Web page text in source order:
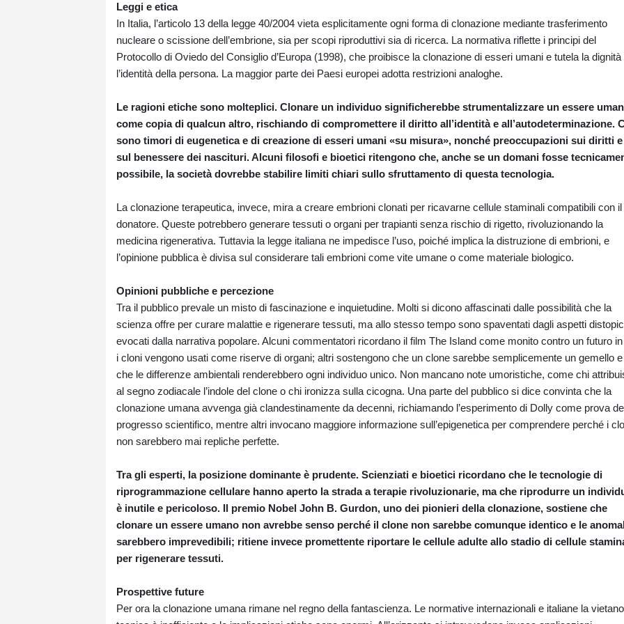
Leggi e etica
In Italia, l’articolo 13 della legge 40/2004 vieta esplicitamente ogni forma di clonazione mediante trasferimento
nucleare o scissione dell’embrione, sia per scopi riproduttivi sia di ricerca. La normativa riflette i principi del
Protocollo di Oviedo del Consiglio d’Europa (1998), che proibisce la clonazione di esseri umani e tutela la dignità
l’identità della persona. La maggior parte dei Paesi europei adotta restrizioni analoghe.
Le ragioni etiche sono molteplici. Clonare un individuo significherebbe strumentalizzare un essere
come copia di qualcun altro, rischiando di compromettere il diritto all’identità e all’autodeterminazione.
sono timori di eugenetica e di creazione di esseri umani «su misura», nonché preoccupazioni sui diritti e
sul benessere dei nascituri. Alcuni filosofi e bioetici ritengono che, anche se un domani fosse
possibile, la società dovrebbe stabilire limiti chiari sullo sfruttamento di questa tecnologia.
La clonazione terapeutica, invece, mira a creare embrioni clonati per ricavarne cellule staminali compatibili con il
donatore. Queste potrebbero generare tessuti o organi per trapianti senza rischio di rigetto, rivoluzionando la
medicina rigenerativa. Tuttavia la legge italiana ne impedisce l’uso, poiché implica la distruzione di embrioni, e
l’opinione pubblica è divisa sul considerare tali embrioni come vite umane o come materiale biologico.
Opinioni pubbliche e percezione
Tra il pubblico prevale un misto di fascinazione e inquietudine. Molti si dicono affascinati dalle possibilità che la
scienza offre per curare malattie e rigenerare tessuti, ma allo stesso tempo sono spaventati dagli aspetti
evocati dalla narrativa popolare. Alcuni commentatori ricordano il film The Island come monito contro un futuro
i cloni vengono usati come riserve di organi; altri sostengono che un clone sarebbe semplicemente un gemello e
che le differenze ambientali renderebbero ogni individuo unico. Non mancano note umoristiche, come chi
al segno zodiacale l’indole del clone o chi ironizza sulla cicogna. Una parte del pubblico si dice convinta che la
clonazione umana avvenga già clandestinamente da decenni, richiamando l’esperimento di Dolly come prova
progresso scientifico, mentre altri invocano maggiore informazione sull’epigenetica per comprendere perché i
non sarebbero mai repliche perfette.
Tra gli esperti, la posizione dominante è prudente. Scienziati e bioetici ricordano che le tecnologie di
riprogrammazione cellulare hanno aperto la strada a terapie rivoluzionarie, ma che riprodurre un
è inutile e pericoloso. Il premio Nobel John B. Gurdon, uno dei pionieri della clonazione, sostiene che
clonare un essere umano non avrebbe senso perché il clone non sarebbe comunque identico e le
sarebbero imprevedibili; ritiene invece promettente riportare le cellule adulte allo stadio di cellule
per rigenerare tessuti.
Prospettive future
Per ora la clonazione umana rimane nel regno della fantascienza. Le normative internazionali e italiane la